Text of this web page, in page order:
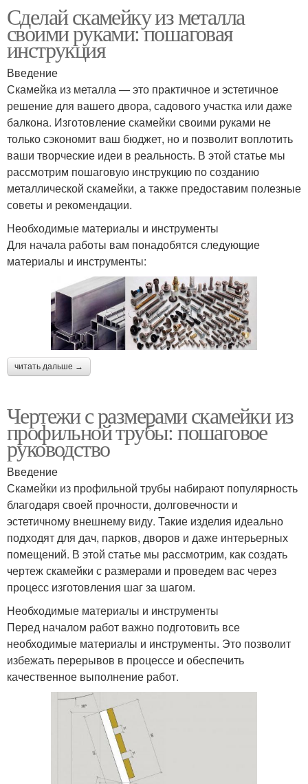
Сделай скамейку из металла
своими руками: пошаговая
инструкция
Введение
Скамейка из металла — это практичное и эстетичное
решение для вашего двора, садового участка или даже
балкона. Изготовление скамейки своими руками не
только сэкономит ваш бюджет, но и позволит воплотить
ваши творческие идеи в реальность. В этой статье мы
рассмотрим пошаговую инструкцию по созданию
металлической скамейки, а также предоставим полезные
советы и рекомендации.
Необходимые материалы и инструменты
Для начала работы вам понадобятся следующие
материалы и инструменты:
читать дальше →
Чертежи с размерами скамейки из
профильной трубы: пошаговое
руководство
Введение
Скамейки из профильной трубы набирают популярность
благодаря своей прочности, долговечности и
эстетичному внешнему виду. Такие изделия идеально
подходят для дач, парков, дворов и даже интерьерных
помещений. В этой статье мы рассмотрим, как создать
чертеж скамейки с размерами и проведем вас через
процесс изготовления шаг за шагом.
Необходимые материалы и инструменты
Перед началом работ важно подготовить все
необходимые материалы и инструменты. Это позволит
избежать перерывов в процессе и обеспечить
качественное выполнение работ.